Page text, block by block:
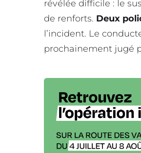
révélée difficile : le
de renforts. Deux
l’incident. Le
prochainement jugé